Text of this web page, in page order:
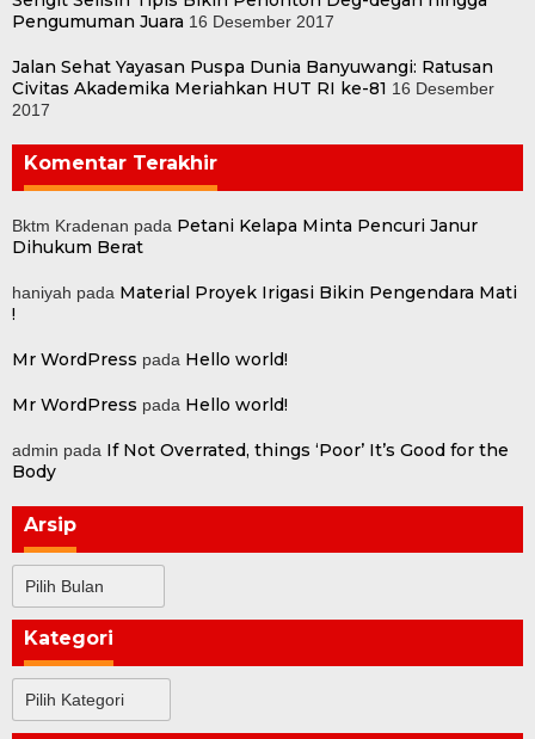
Pengumuman Juara 16 Desember 2017
Jalan Sehat Yayasan Puspa Dunia Banyuwangi: Ratusan
Civitas Akademika Meriahkan HUT RI ke-81 16 Desember
2017
Komentar Terakhir
Bktm Kradenan pada Petani Kelapa Minta Pencuri Janur
Dihukum Berat
haniyah pada Material Proyek Irigasi Bikin Pengendara Mati
!
Mr WordPress pada Hello world!
Mr WordPress pada Hello world!
admin pada If Not Overrated, things ‘Poor’ It’s Good for the
Body
Arsip
Kategori